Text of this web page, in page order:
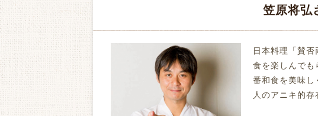
笠原将弘
日本料理「賛
食を楽しんでも
番和食を美味し
人のアニキ的存